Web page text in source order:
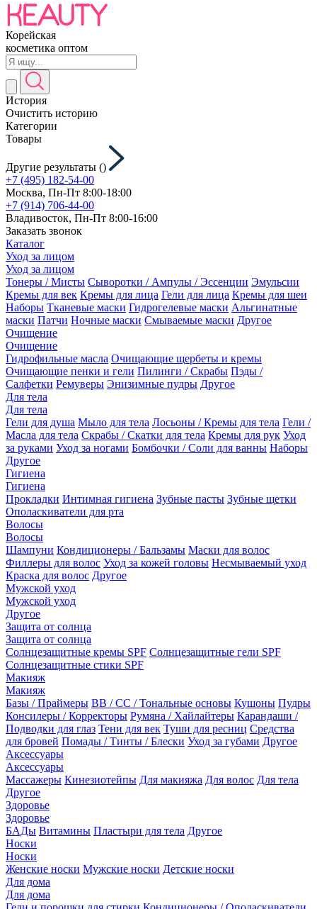
Корейская
косметика оптом
История
Очистить историю
Категории
Товары
Другие результаты ()
+7 (495) 182-54-00
Москва, Пн-Пт 8:00-18:00
+7 (914) 706-44-00
Владивосток, Пн-Пт 8:00-16:00
Заказать звонок
Каталог
Уход за лицом
Уход за лицом
Тонеры / Мисты Сыворотки / Ампулы / Эссенции Эмульсии
Кремы для век Кремы для лица Гели для лица Кремы для шеи
Наборы Тканевые маски Гидрогелевые маски Альгинатные
маски Патчи Ночные маски Смываемые маски Другое
Очищение
Очищение
Гидрофильные масла Очищающие щербеты и кремы
Очищающие пенки и гели Пилинги / Скрабы Пэды /
Салфетки Ремуверы Энизимные пудры Другое
Для тела
Для тела
Гели для душа Мыло для тела Лосьоны / Кремы для тела Гели /
Масла для тела Скрабы / Скатки для тела Кремы для рук Уход
за руками Уход за ногами Бомбочки / Соли для ванны Наборы
Другое
Гигиена
Гигиена
Прокладки Интимная гигиена Зубные пасты Зубные щетки
Ополаскиватели для рта
Волосы
Волосы
Шампуни Кондиционеры / Бальзамы Маски для волос
Филлеры для волос Уход за кожей головы Несмываемый уход
Краска для волос Другое
Мужской уход
Мужской уход
Другое
Защита от солнца
Защита от солнца
Солнцезащитные кремы SPF Солнцезащитные гели SPF
Солнцезащитные стики SPF
Макияж
Макияж
Базы / Праймеры BB / CC / Тональные основы Кушоны Пудры
Консилеры / Корректоры Румяна / Хайлайтеры Карандаши /
Подводки для глаз Тени для век Туши для ресниц Средства
для бровей Помады / Тинты / Блески Уход за губами Другое
Аксессуары
Аксессуары
Массажеры Кинезиотейпы Для макияжа Для волос Для тела
Другое
Здоровье
Здоровье
БАДы Витамины Пластыри для тела Другое
Носки
Носки
Женские носки Мужские носки Детские носки
Для дома
Для дома